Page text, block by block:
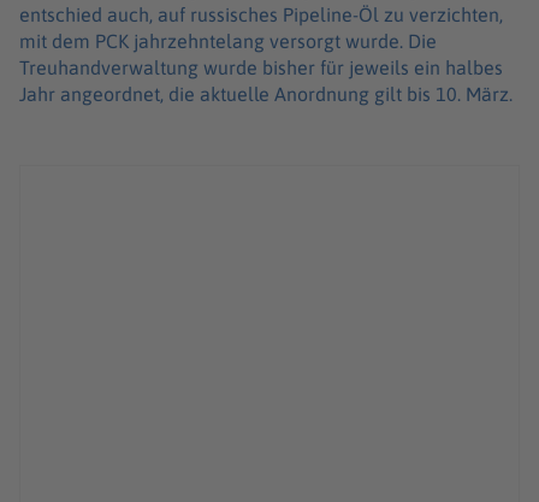
entschied auch, auf russisches Pipeline-Öl zu verzichten,
mit dem PCK jahrzehntelang versorgt wurde. Die
Treuhandverwaltung wurde bisher für jeweils ein halbes
Jahr angeordnet, die aktuelle Anordnung gilt bis 10. März.